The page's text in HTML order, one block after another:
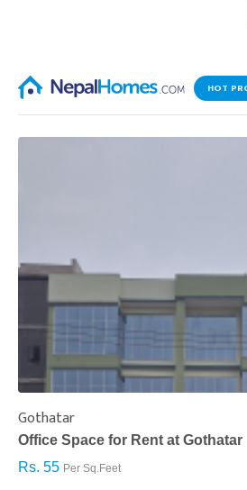
HOT
Gothatar
Office Space for Rent at Gothatar
Rs. 55 Per Sq.Feet